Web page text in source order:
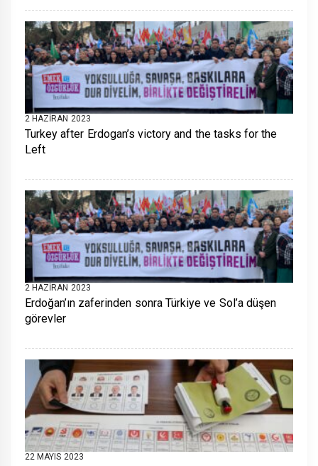
2 HAZIRAN 2023
Turkey after Erdogan’s victory and the tasks for the
Left
2 HAZIRAN 2023
Erdoğan’ın zaferinden sonra Türkiye ve Sol’a düşen
görevler
22 MAYIS 2023